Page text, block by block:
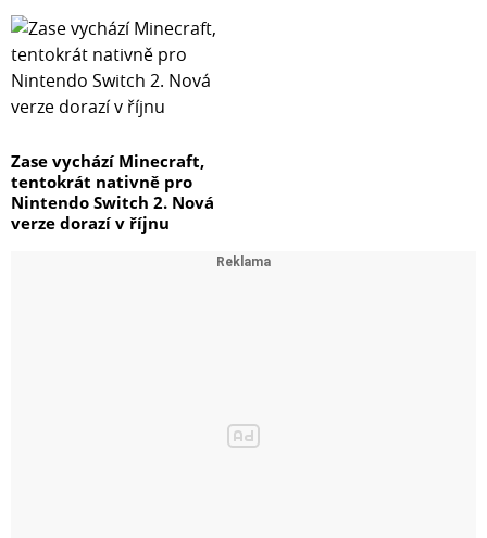
Zase vychází Minecraft,
tentokrát nativně pro
Nintendo Switch 2. Nová
verze dorazí v říjnu